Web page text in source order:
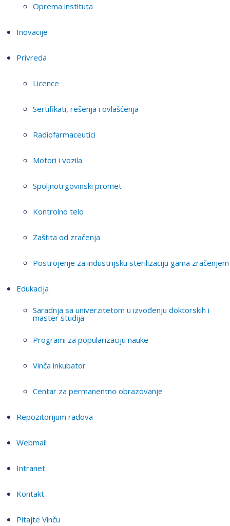
Oprema instituta
Inovacije
Privreda
Licence
Sertifikati, rešenja i ovlašćenja
Radiofarmaceutici
Motori i vozila
Spoljnotrgovinski promet
Kontrolno telo
Zaštita od zračenja
Postrojenje za industrijsku sterilizaciju gama zračenjem
Edukacija
Saradnja sa univerzitetom u izvođenju doktorskih i
master studija
Programi za popularizaciju nauke
Vinča inkubator
Centar za permanentno obrazovanje
Repozitorijum radova
Webmail
Intranet
Kontakt
Pitajte Vinču